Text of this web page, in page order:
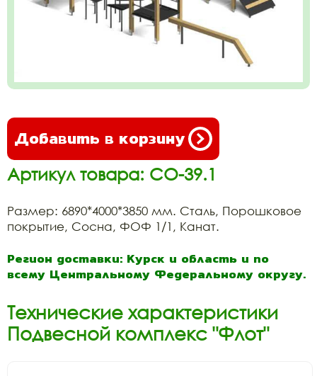
Добавить в корзину
Артикул товара: СО-39.1
Размер: 6890*4000*3850 мм. Сталь, Порошковое
покрытие, Сосна, ФОФ 1/1, Канат.
Регион доставки: Курск и область и по
всему Центральному Федеральному округу.
Технические характеристики
Подвесной комплекс "Флот"